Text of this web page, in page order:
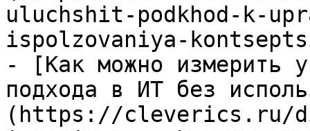
uluchshit-podkhod-k-
ispolzovaniya-
- [Как можно измерить
подхода в ИТ без
(https://cleverics.ru/